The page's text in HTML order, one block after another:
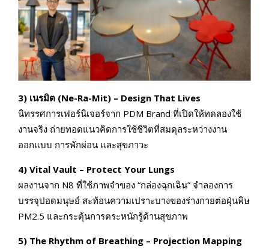
3) เนรมิต (Ne-Ra-Mit) – Design That Lives
นิทรรศการเฟอร์นิเจอร์จาก PDM Brand ที่เปิดให้ทดลองใช้
งานจริง ถ่ายทอดแนวคิดการใช้ชีวิตที่สมดุลระหว่างงาน
ออกแบบ การพักผ่อน และสุขภาวะ
4) Vital Vault – Protect Your Lungs
ผลงานจาก N8 ที่ใช้ภาพจำของ “กล่องฉุกเฉิน” จำลองการ
บรรจุปอดมนุษย์ สะท้อนความเปราะบางของร่างกายต่อฝุ่นพิษ
PM2.5 และกระตุ้นการตระหนักรู้ด้านสุขภาพ
5) The Rhythm of Breathing – Projection Mapping